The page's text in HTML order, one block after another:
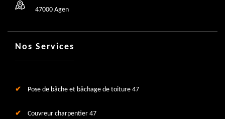
47000 Agen
Nos Services
Pose de bâche et bâchage de toiture 47
Couvreur charpentier 47